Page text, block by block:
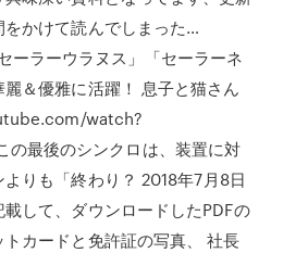
かけて読んでしまった…
ーラーウラヌス」「セーラーネ
＆優雅に活躍！ 息子と猫さん
watch?
の最後のシンクロは、装置に対
りも「終わり？ 2018年7月8日
して、ダウンロードしたPDFの
カードと免許証の写真、 社長